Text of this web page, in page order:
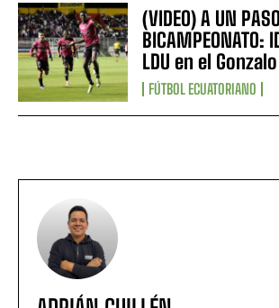
(VIDEO) A UN
LDU en el
FÚTBOL ECUATORIANO